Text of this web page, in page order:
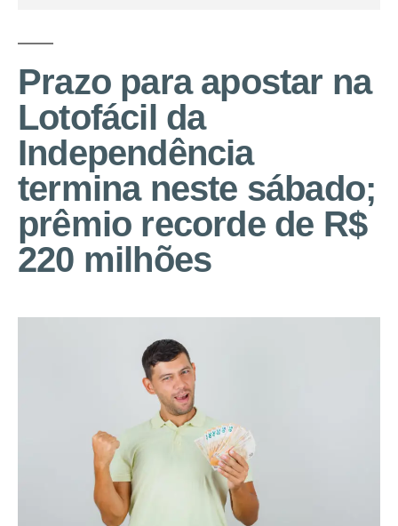
Prazo para apostar na
Lotofácil da
Independência
termina neste sábado;
prêmio recorde de R$
220 milhões